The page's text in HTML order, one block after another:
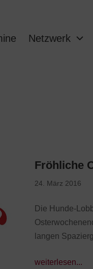
Netzwerk
Fröhliche
24. März 2016
Die Hunde-
langen
weiterlesen...